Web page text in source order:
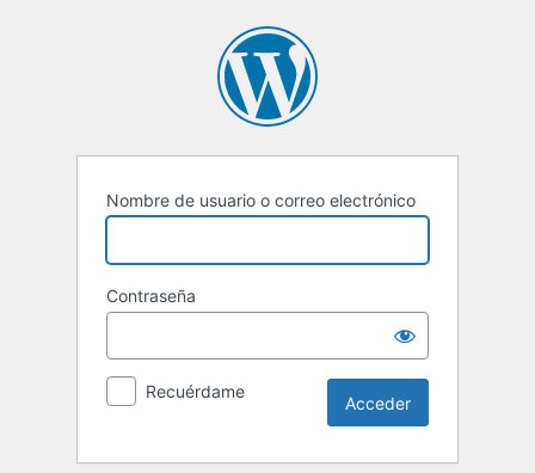
Nombre de usuario o correo electrónico
Contraseña
Recuérdame